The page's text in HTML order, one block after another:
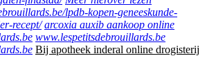
lpdb-kopen-geneeskunde-
recept/ arcoxia auxib aankoop online
www.lespetitsdebrouillards.be
Bij apotheek inderal online drogisterij